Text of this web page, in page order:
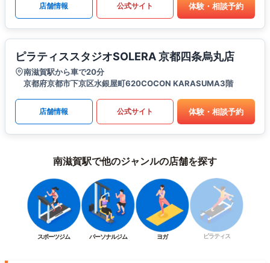
店舗情報 公式サイト 体験・相談予約
ピラティススタジオSOLERA 京都四条烏丸店
南滋賀駅から車で20分
京都府京都市下京区水銀屋町620COCON KARASUMA3階
店舗情報 公式サイト 体験・相談予約
南滋賀駅で他のジャンルの店舗を探す
スポーツジム パーソナルジム ヨガ ピラティス